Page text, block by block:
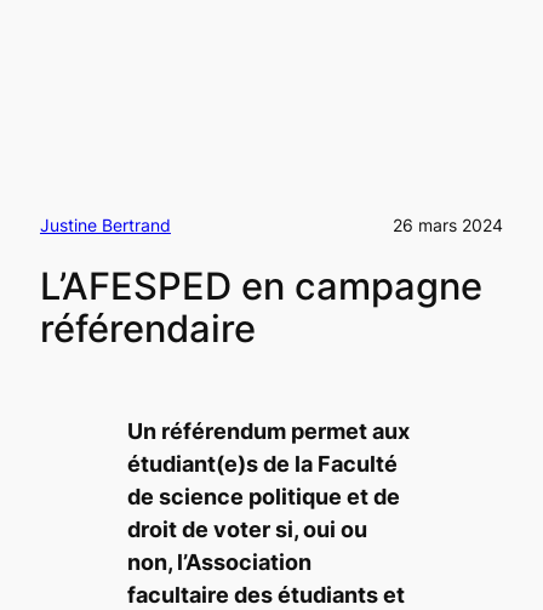
Justine Bertrand 26 mars 2024
L’AFESPED en campagne
référendaire
Un référendum permet aux
étudiant(e)s de la Faculté
de science politique et de
droit de voter si, oui ou
non, l’Association
facultaire des étudiants et